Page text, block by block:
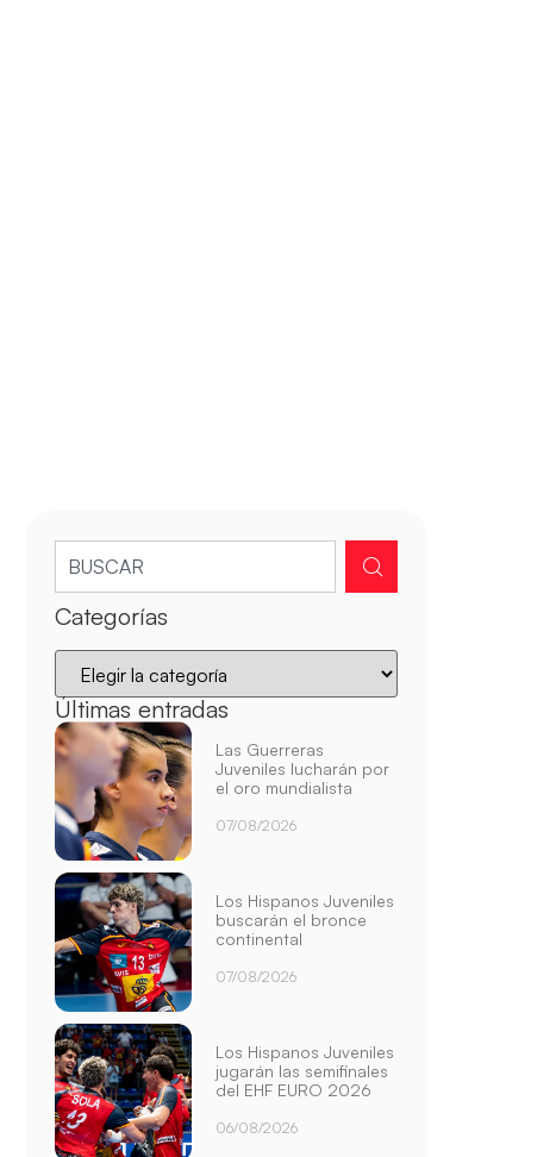
Categorías
Últimas entradas
Las Guerreras
Juveniles lucharán por
el oro mundialista
07/08/2026
Los Hispanos Juveniles
buscarán el bronce
continental
07/08/2026
Los Hispanos Juveniles
jugarán las semifinales
del EHF EURO 2026
06/08/2026